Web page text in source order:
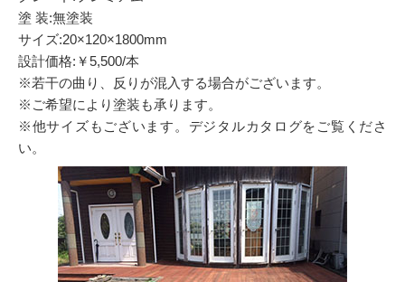
塗 装:無塗装
サイズ:20×120×1800mm
設計価格:￥5,500/本
※若干の曲り、反りが混入する場合がございます。
※ご希望により塗装も承ります。
※他サイズもございます。デジタルカタログをご覧くださ
い。